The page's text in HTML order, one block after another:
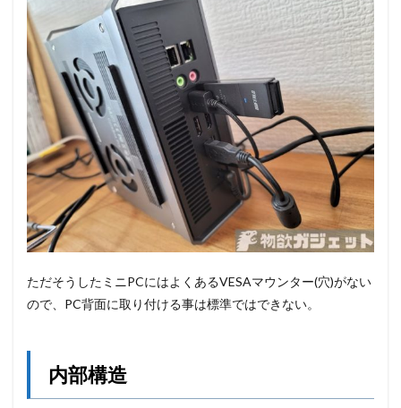
ただそうしたミニPCにはよくあるVESAマウンター(穴)がない
ので、PC背面に取り付ける事は標準ではできない。
内部構造